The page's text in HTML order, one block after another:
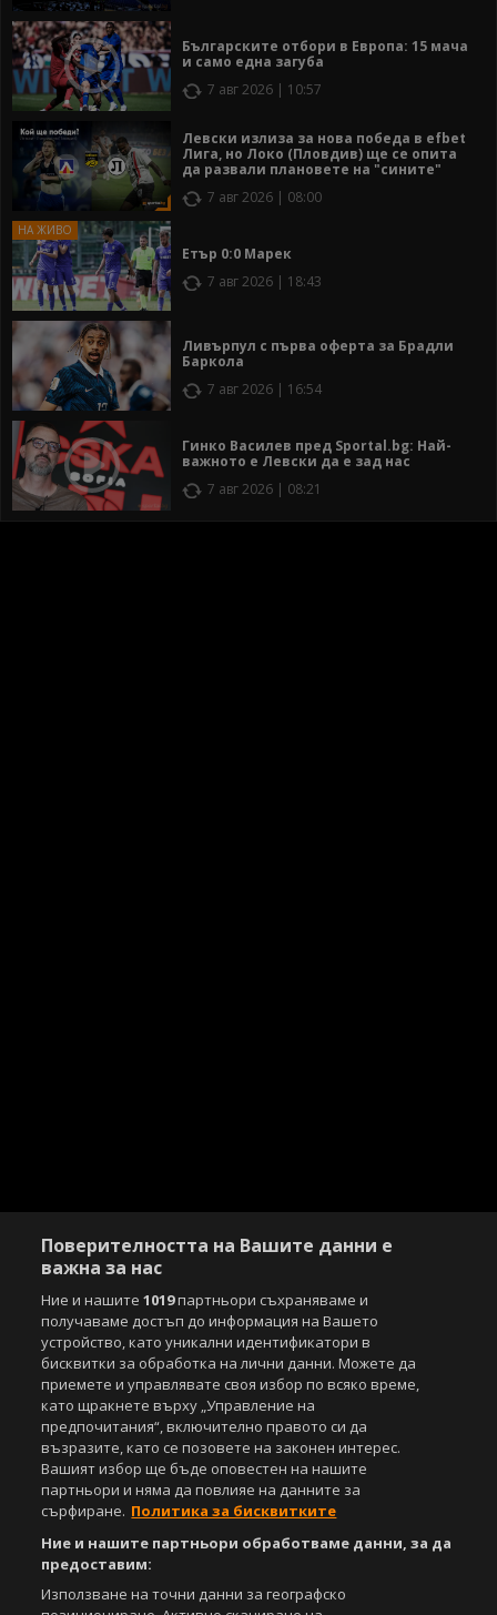
Българските отбори в Европа: 15 мача
и само една загуба
7 авг 2026 | 10:57
Левски излиза за нова победа в efbet
Лига, но Локо (Пловдив) ще се опита
да развали плановете на "сините"
7 авг 2026 | 08:00
Етър 0:0 Марек
7 авг 2026 | 18:43
Ливърпул с първа оферта за Брадли
Баркола
7 авг 2026 | 16:54
Гинко Василев пред Sportal.bg: Най-
важното е Левски да е зад нас
7 авг 2026 | 08:21
Copyright © 2007-2026 Агенция Спортал. Всички права запазени.
Този уебсайт е собственост наSportal Media Group
За нас Екип За рекламa
Общи условия
Етични правила на НСС
Лични данни
Управление на предпочитания
Съдържанието на този уеб сайт и технологиите, използвани в него, са
под закрила на Закона за авторското право и сродните му права.
Всички статии, репортажи, интервюта и други текстови, графични и
видео материали, публикувани в сайта, са собственост на Агенция
Поверителността на Вашите данни е
важна за нас
Ние и нашите1019партньори съхраняваме и
получаваме достъп до информация на Вашето
устройство, като уникални идентификатори в
бисквитки за обработка на лични данни. Можете да
приемете и управлявате своя избор по всяко време,
като щракнете върху „Управление на
предпочитания“, включително правото си да
възразите, като се позовете на законен интерес.
Вашият избор ще бъде оповестен на нашите
партньори и няма да повлияе на данните за
сърфиране. Политика за бисквитките
Ние и нашите партньори обработваме данни, за да
предоставим:
Използване на точни данни за географско